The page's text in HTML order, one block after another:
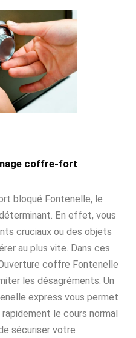
coffre-fort
bloqué Fontenelle, le
En effet, vous
cruciaux ou des objets
au plus vite. Dans ces
coffre Fontenelle
les désagréments. Un
express vous permet
le cours normal
sécuriser votre